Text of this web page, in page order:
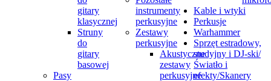
gitary
klasycznej
Struny
do
gitary
basowej
Pasy
instrumenty
perkusyjne
Zestawy
perkusyjne
Akustyczne
zestawy
perkusyjne
Kable i wtyki
Perkusje
Warhammer
Sprzęt estradowy,
studyjny i DJ-ski/
Światło i
efekty/Skanery